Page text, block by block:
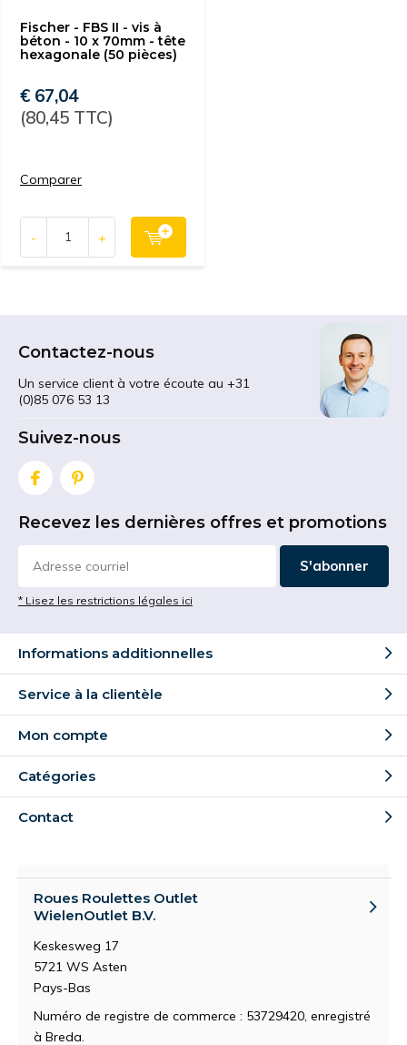
Fischer - FBS II - vis à
béton - 10 x 70mm - tête
hexagonale (50 pièces)
€ 67,04
(80,45 TTC)
Comparer
- +
Contactez-nous
Un service client à votre écoute au +31
(0)85 076 53 13
Suivez-nous
Recevez les dernières offres et promotions
S'abonner
* Lisez les restrictions légales ici
Informations additionnelles
Service à la clientèle
Mon compte
Catégories
Contact
Roues Roulettes Outlet
WielenOutlet B.V.
Keskesweg 17
5721 WS Asten
Pays-Bas
Numéro de registre de commerce : 53729420, enregistré
à Breda.